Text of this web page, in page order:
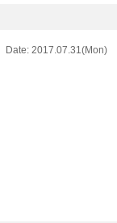
Date: 2017.07.31(Mon)